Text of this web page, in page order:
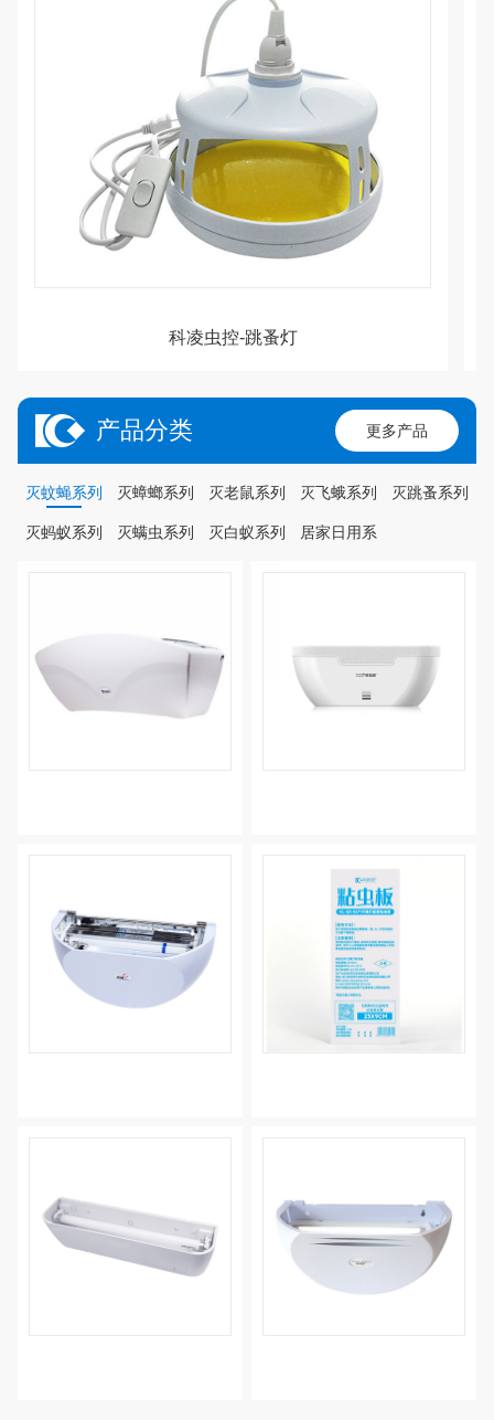
科凌虫控-新升级飞蛾陷阱
产品分类 更多产品
灭蚊蝇系列 灭蟑螂系列 灭老鼠系列 灭飞蛾系列 灭跳蚤系列
灭蚂蚁系列 灭螨虫系列 灭白蚁系列 居家日用系